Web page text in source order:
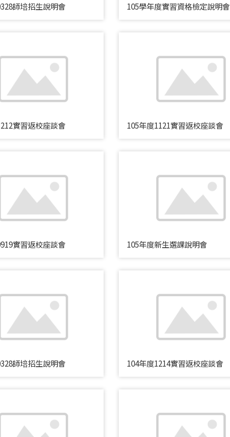
師培招生說明會 105學年度實習資格檢定說明會
實習返校座談會 105年度1121實習返校座談會
實習返校座談會 105年度新生選課說明會
師培招生說明會 104年度1214實習返校座談會